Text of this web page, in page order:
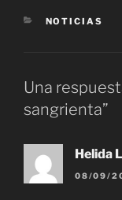
CATEGORÍAS
NOTICIAS
Una
sangrienta”
Helida
08/09/